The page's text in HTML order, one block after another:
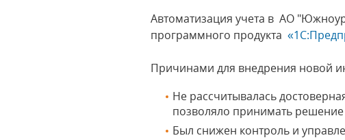
Автоматизация учета в АО
программного продукта
Причинами для внедрения новой
Не рассчитывалась
позволяло принимать
Был снижен контроль и